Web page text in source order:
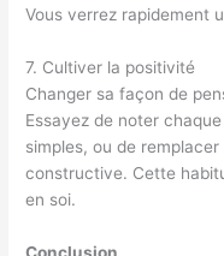
Vous verrez rapidement
7. Cultiver la positivité
Changer sa façon de
Essayez de noter
simples, ou de
constructive. Cette
en soi.